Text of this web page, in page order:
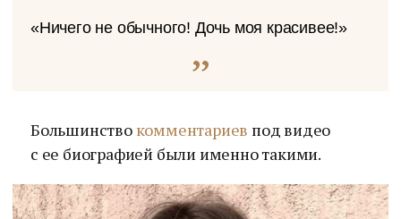
«Ничего не обычного! Дочь моя красивее!»
Большинство комментариев под видео
с ее биографией были именно такими.